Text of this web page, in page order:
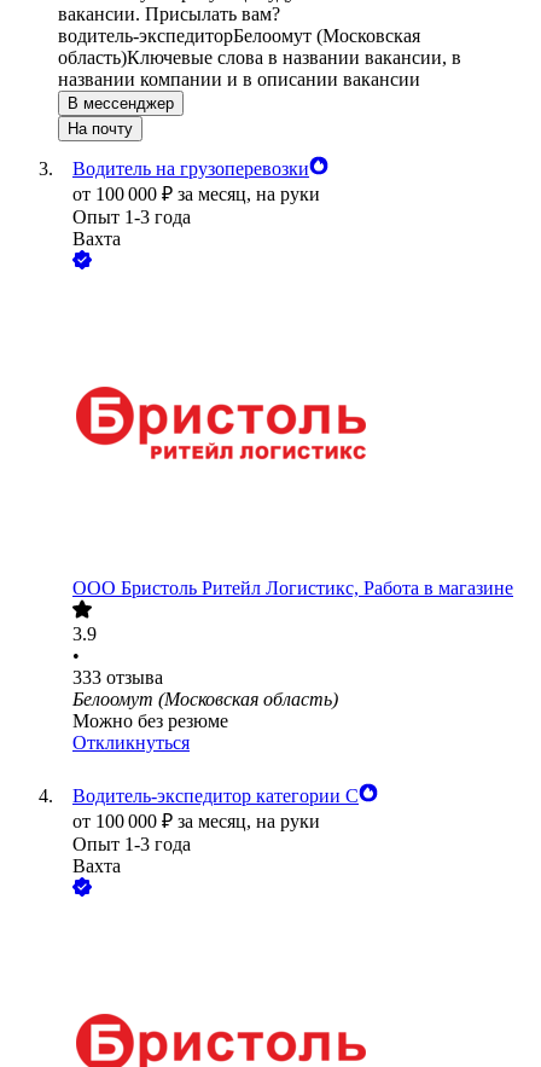
вакансии. Присылать вам?
водитель-экспедиторБелоомут (Московская
область)Ключевые слова в названии вакансии, в
названии компании и в описании вакансии
В мессенджер
На почту
Водитель на грузоперевозки
от 100 000 ₽ за месяц, на руки
Опыт 1-3 года
Вахта
ООО Бристоль Ритейл Логистикс, Работа в магазине
3.9
•
333 отзыва
Белоомут (Московская область)
Можно без резюме
Откликнуться
Водитель-экспедитор категории С
от 100 000 ₽ за месяц, на руки
Опыт 1-3 года
Вахта